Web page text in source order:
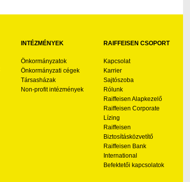
INTÉZMÉNYEK
Önkormányzatok
Önkormányzati cégek
Társasházak
Non-profit intézmények
RAIFFEISEN CSOPORT
Kapcsolat
Karrier
Sajtószoba
Rólunk
Raiffeisen Alapkezelő
Raiffeisen Corporate
Lízing
Raiffeisen
Biztosításközvetítő
Raiffeisen Bank
International
Befektetői kapcsolatok